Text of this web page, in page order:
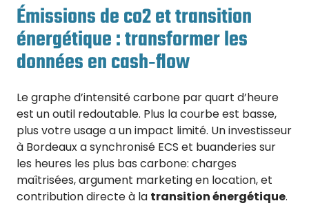
Émissions de co2 et transition
énergétique : transformer les
données en cash‑flow
Le graphe d’intensité carbone par quart d’heure
est un outil redoutable. Plus la courbe est basse,
plus votre usage a un impact limité. Un investisseur
à Bordeaux a synchronisé ECS et buanderies sur
les heures les plus bas carbone: charges
maîtrisées, argument marketing en location, et
contribution directe à la transition énergétique.